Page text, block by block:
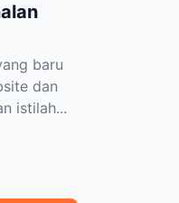
baru
dan
istilah...